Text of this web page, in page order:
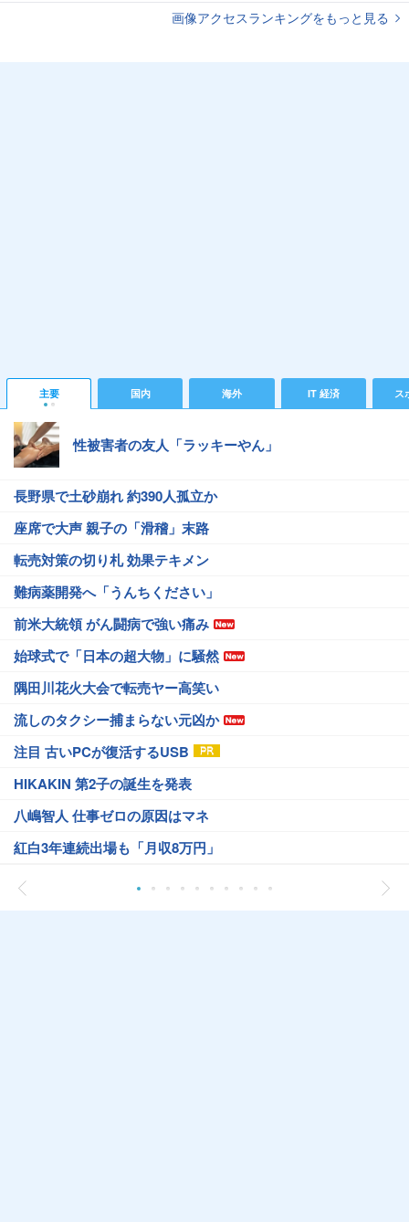
画像アクセスランキングをもっと見る
主要 国内 海外 IT 経済 ス
性被害者の友人「ラッキーやん」
長野県で土砂崩れ 約390人孤立か
座席で大声 親子の「滑稽」末路
転売対策の切り札 効果テキメン
難病薬開発へ「うんちください」
前米大統領 がん闘病で強い痛み
始球式で「日本の超大物」に騒然
隅田川花火大会で転売ヤー高笑い
流しのタクシー捕まらない元凶か
注目 古いPCが復活するUSB
HIKAKIN 第2子の誕生を発表
八嶋智人 仕事ゼロの原因はマネ
紅白3年連続出場も「月収8万円」